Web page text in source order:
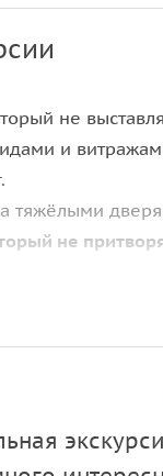
не
и
тяжёлыми
не
заглядывают
эпохи